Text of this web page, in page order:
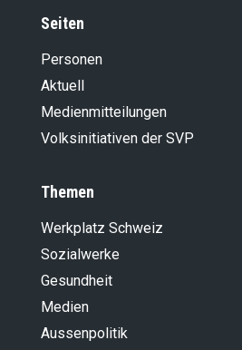
Seiten
Personen
Aktuell
Medienmitteilungen
Volksinitiativen der SVP
Themen
Werkplatz Schweiz
Sozialwerke
Gesundheit
Medien
Aussenpolitik